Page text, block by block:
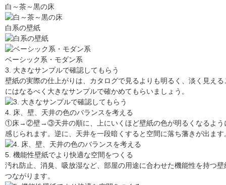
白～茶～黒の床
白系の壁紙
ベーシック系・モダン系
3. 大きなサンプルで確認してもらう
壁紙の実際の仕上がりは、カタログで見るよりも明るく、淡く見え
にはなるべく大きなサンプルで確かめてもらいましょう。
4. 床、壁、天井の色のバランスを考える
①床→②壁→③天井の順に、上にいくほど壁紙の色が明るくなるよう
感じられます。逆に、天井を一段暗くすると空間に落ち藩きが出ます
5. 機能性壁紙でより快適な空間をつくる
汚れ防止、消臭、吸放湿など、部屋の用途に合わせた機能性を持つ
つながります。